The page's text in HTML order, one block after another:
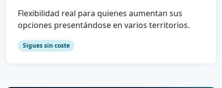
Flexibilidad real para quienes aumentan sus
opciones presentándose en varios territorios.
Sigues sin coste